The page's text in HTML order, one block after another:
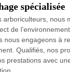
spécialisée
arboriculteurs,
de
engageons à
Qualifiés, nos
prestations avec